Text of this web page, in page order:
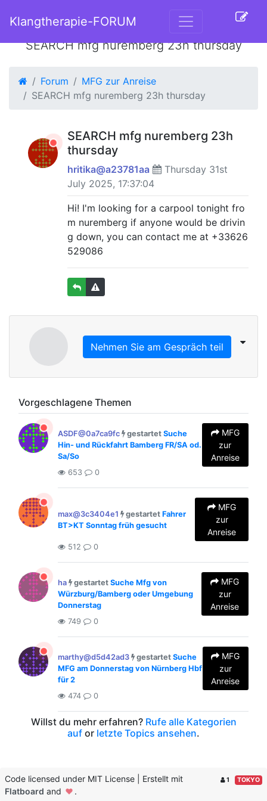
Klangtherapie-FORUM
SEARCH mfg nuremberg 23h thursday
Forum
MFG zur Anreise
SEARCH mfg nuremberg 23h thursday
SEARCH mfg nuremberg 23h
thursday
hritika@a23781aa
Thursday 31st
July 2025, 17:37:04
Hi! I'm looking for a carpool tonight fro
m nuremberg if anyone would be drivin
g down, you can contact me at +33626
529086
Nehmen Sie am Gespräch teil
Vorgeschlagene Themen
ASDF@0a7ca9fc gestartet Suche
Hin- und Rückfahrt Bamberg FR/SA od.
Sa/So
MFG
zur
Anreise
653 0
max@3c3404e1 gestartet Fahrer
BT>KT Sonntag früh gesucht
MFG
zur
Anreise
512 0
ha gestartet Suche Mfg von
Würzburg/Bamberg oder Umgebung
Donnerstag
MFG
zur
Anreise
749 0
marthy@d5d42ad3 gestartet Suche
MFG am Donnerstag von Nürnberg Hbf
für 2
MFG
zur
Anreise
474 0
Willst du mehr erfahren? Rufe alle Kategorien
auf or letzte Topics ansehen.
1 TOKYO
Code licensed under MIT License | Erstellt mit
Flatboard and .